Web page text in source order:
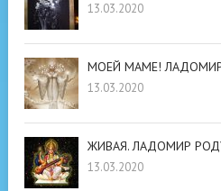
13.03.2020
МОЕЙ МАМЕ!
13.03.2020
ЖИВАЯ. ЛАДОМИР
13.03.2020